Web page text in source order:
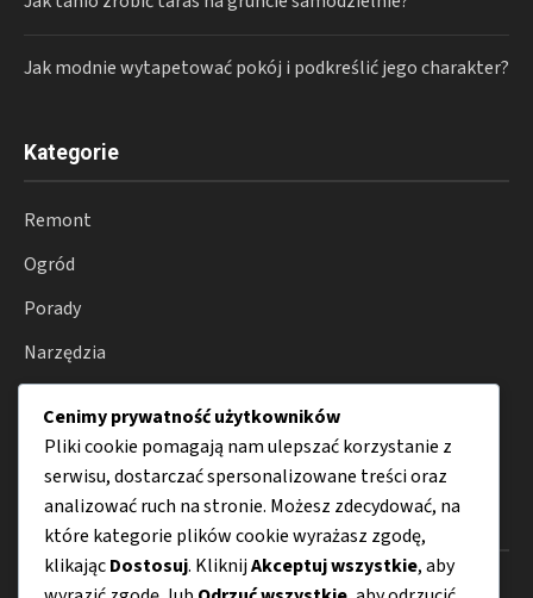
Jak modnie wytapetować pokój i podkreślić jego charakter?
Kategorie
Remont
Ogród
Porady
Narzędzia
Budowa
Menu
O nas
Cenimy prywatność użytkowników
Pliki cookie pomagają nam ulepszać korzystanie z
serwisu, dostarczać spersonalizowane treści oraz
analizować ruch na stronie. Możesz zdecydować, na
które kategorie plików cookie wyrażasz zgodę,
klikającDostosuj. KliknijAkceptuj wszystkie, aby